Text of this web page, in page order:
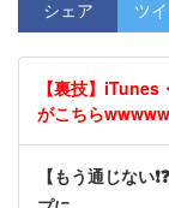
シェア ツ
【裏技】
がこちら
【もう通じない